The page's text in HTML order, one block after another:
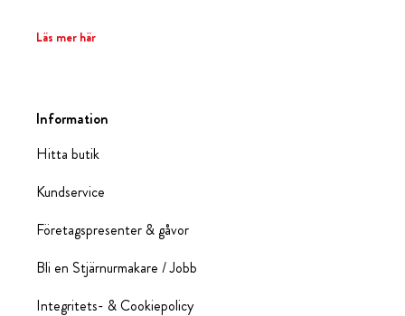
Läs mer här
Information
Hitta butik
Kundservice
Företagspresenter & gåvor
Bli en Stjärnurmakare / Jobb
Integritets- & Cookiepolicy